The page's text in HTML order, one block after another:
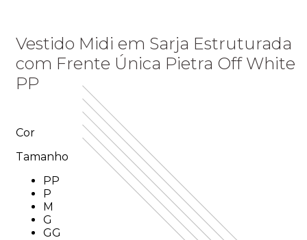
Vestido Midi em Sarja Estruturada
com Frente Única Pietra Off White
PP
Cor
Tamanho
Tamanho: PP
PP
Tamanho: P
P
Tamanho: M
M
Tamanho: G
G
Tamanho: GG
GG